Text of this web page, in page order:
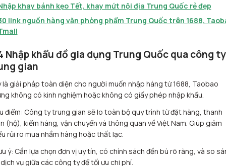
khay bánh kẹo Tết, khay mứt nội địa Trung Quốc rẻ đẹp
link nguồn hàng văn phòng phẩm Trung Quốc trên 1688,
Nhập khẩu đồ gia dụng Trung Quốc qua công ty
gian
là giải pháp toàn diện cho người muốn nhập hàng từ 1688, Taobao
không có kinh nghiệm hoặc không có giấy phép nhập khẩu.
điểm: Công ty trung gian sẽ lo toàn bộ quy trình từ đặt hàng, thanh
(hộ), kiểm hàng, vận chuyển và thông quan về Việt Nam. Giúp giảm
rủi ro mua nhầm hàng hoặc thất lạc.
ý: Cần lựa chọn đơn vị uy tín, có chính sách đền bù rõ ràng, và so
vụ giữa các công ty để tối ưu chi phí.